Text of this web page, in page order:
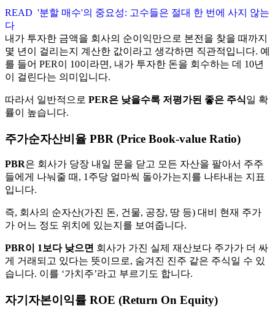
READ '분할 매수'의 중요성: 고수들은 절대 한 번에 사지 않는
다
내가 투자한 금액을 회사의 순이익만으로 본전을 찾을 때까지
몇 년이 걸리는지 계산한 값이라고 생각하면 직관적입니다. 예
를 들어 PER이 10이라면, 내가 투자한 돈을 회수하는 데 10년
이 걸린다는 의미입니다.
따라서 일반적으로 PER은 낮을수록 저평가된 좋은 주식일 확
률이 높습니다.
주가순자산비율 PBR (Price Book-value Ratio)
PBR은 회사가 당장 내일 문을 닫고 모든 자산을 팔아서 주주
들에게 나눠줄 때, 1주당 얼마씩 돌아가는지를 나타내는 지표
입니다.
즉, 회사의 순자산(가진 돈, 건물, 공장, 땅 등) 대비 현재 주가
가 어느 정도 위치에 있는지를 보여줍니다.
PBR이 1보다 낮으면 회사가 가진 실제 재산보다 주가가 더 싸
게 거래되고 있다는 뜻이므로, 숨겨진 진주 같은 주식일 수 있
습니다. 이를 ‘가치주’라고 부르기도 합니다.
자기자본이익률 ROE (Return On Equity)